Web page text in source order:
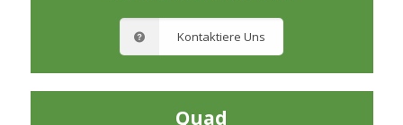
Kontaktiere Uns
Quad